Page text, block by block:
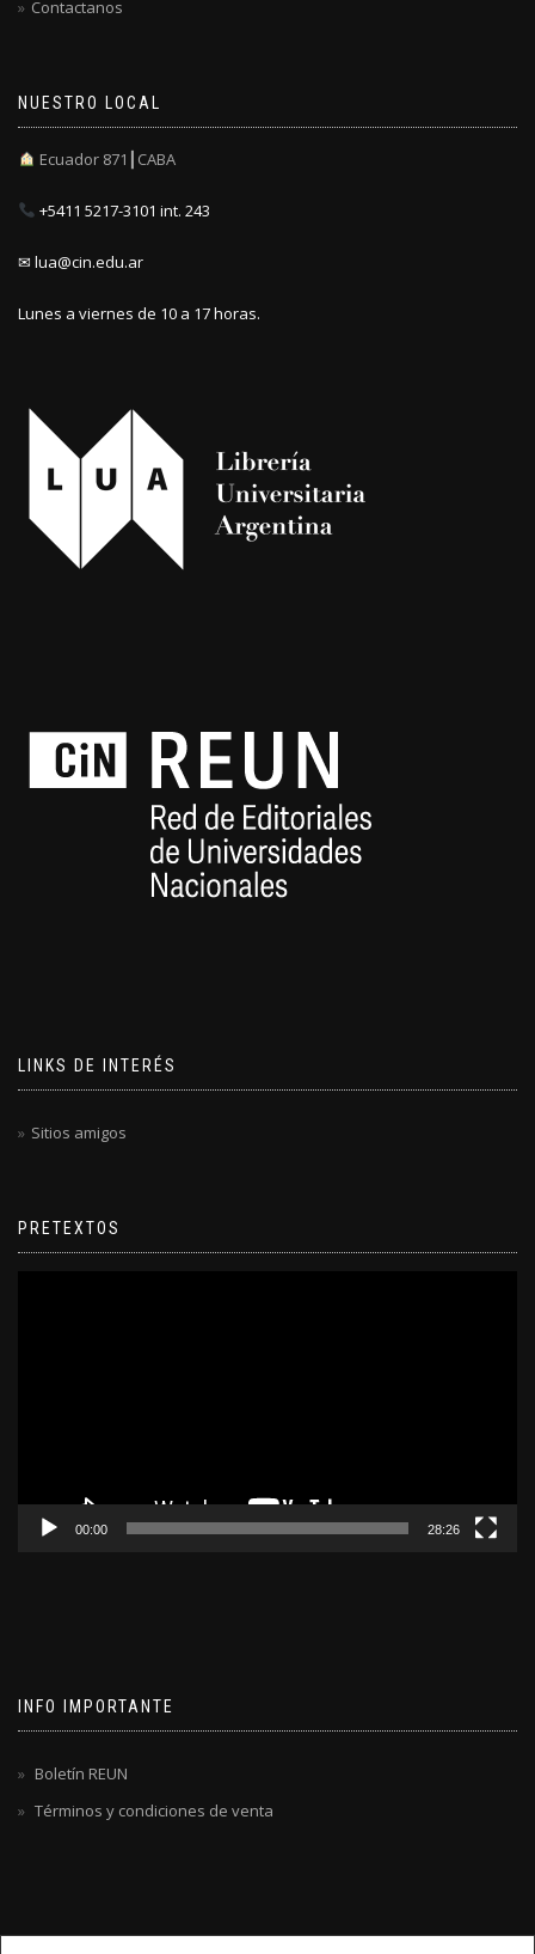
Contactanos
NUESTRO LOCAL
Ecuador 871┃CABA
+5411 5217-3101 int. 243
✉ lua@cin.edu.ar
Lunes a viernes de 10 a 17 horas.
LINKS DE INTERÉS
Sitios amigos
PRETEXTOS
00:00 28:26
INFO IMPORTANTE
Boletín REUN
Términos y condiciones de venta